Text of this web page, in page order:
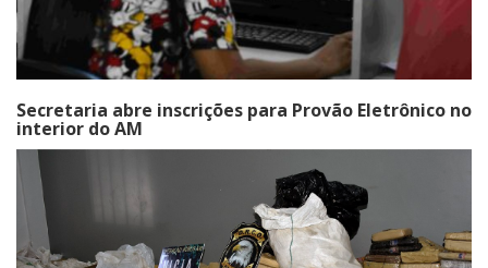
Secretaria abre inscrições para Provão Eletrônico no
interior do AM